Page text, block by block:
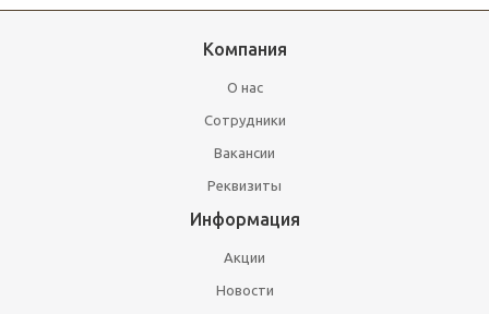
Компания
О нас
Сотрудники
Вакансии
Реквизиты
Информация
Акции
Новости